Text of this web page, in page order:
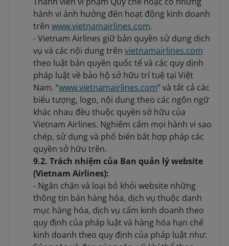
hành vi ảnh hưởng đến hoạt động kinh doanh
trên www.vietnamairlines.com.
- Vietnam Airlines giữ bản quyền sử dụng dịch
vụ và các nội dung trên vietnamairlines.com
theo luật bản quyền quốc tế và các quy dịnh
pháp luật về bảo hộ sở hữu trí tuệ tại Việt
Nam. “www.vietnamairlines.com” và tất cả các
biểu tượng, logo, nội dung theo các ngôn ngữ
khác nhau đều thuộc quyền sở hữu của
Vietnam Airlines. Nghiêm cấm mọi hành vi sao
chép, sử dụng và phổ biến bất hợp pháp các
quyền sở hữu trên.
9.2. Trách nhiệm của Ban quản lý website
(Vietnam Airlines):
- Ngăn chặn và loại bỏ khỏi website những
thông tin bán hàng hóa, dịch vụ thuộc danh
mục hàng hóa, dịch vụ cấm kinh doanh theo
quy định của pháp luật và hàng hóa hạn chế
kinh doanh theo quy định của pháp luật như: